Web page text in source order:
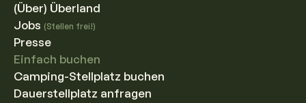
(Über) Überland
Jobs (Stellen frei!)
Presse
Einfach buchen
Camping-Stellplatz buchen
Dauerstellplatz anfragen